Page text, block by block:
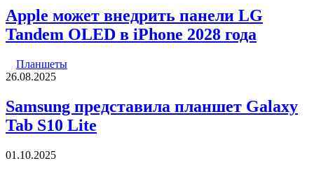
Apple может внедрить панели LG
Tandem OLED в iPhone 2028 года
Планшеты
26.08.2025
Samsung представила планшет Galaxy
Tab S10 Lite
01.10.2025